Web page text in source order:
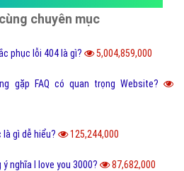
chuyên mục
phục lỗi 404 là gì? 5,004,859,000
gặp FAQ có quan trọng Website?
là gì dễ hiểu? 125,244,000
ý nghĩa I love you 3000? 87,682,000